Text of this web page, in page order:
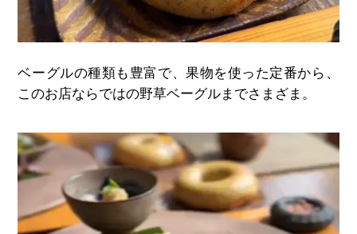
ベーグルの種類も豊富で、果物を使った定番から、
このお店ならではの野草ベーグルまでさまざま。